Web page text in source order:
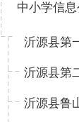
中小学信
沂源县第
沂源县第
沂源县鲁